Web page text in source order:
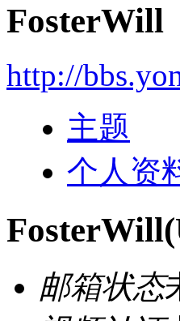
FosterWill
http://
主题
个人资
FosterWill
邮箱状态